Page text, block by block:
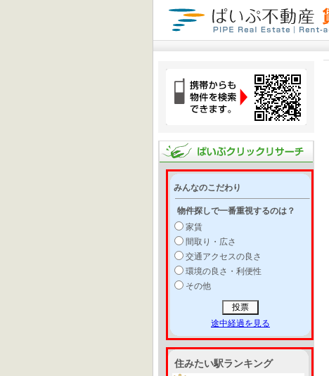
みんなのこだわり
物件探しで一番重視するのは？
家賃
間取り・広さ
交通アクセスの良さ
環境の良さ・利便性
その他
途中経過を見る
住みたい駅ランキング